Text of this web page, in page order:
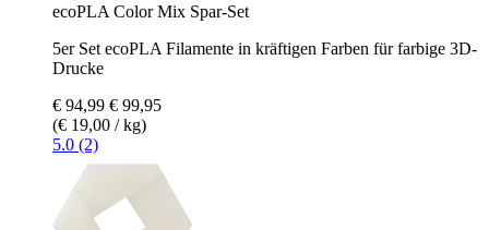
ecoPLA Color Mix Spar-Set
5er Set ecoPLA Filamente in kräftigen Farben für farbige 3D-
Drucke
€ 94,99 € 99,95
(€ 19,00 / kg)
5.0 (2)